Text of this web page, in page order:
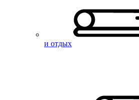
и отдых